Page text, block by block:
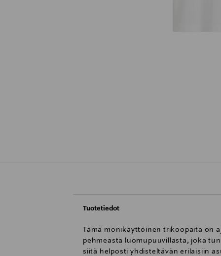
Tuotetiedot
Tämä monikäyttöinen trikoopaita on
pehmeästä luomupuuvillasta, joka
siitä helposti yhdisteltävän erilaisiin